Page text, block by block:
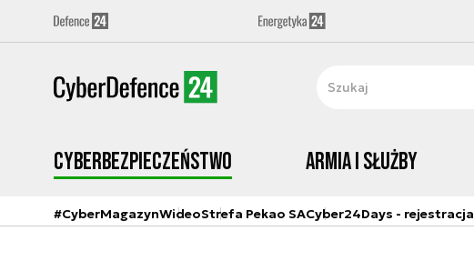
Cyberbezpieczeństwo Armia i Służby
#CyberMagazynWideoStrefa Pekao SACyber24Days - rejestracja